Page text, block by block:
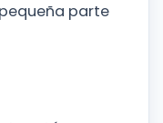
parte